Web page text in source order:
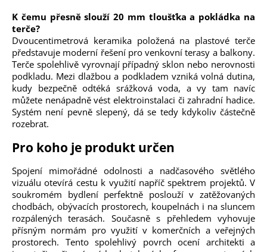
K čemu přesně slouží 20 mm tloušťka a pokládka na
terče?
Dvoucentimetrová keramika položená na plastové terče
představuje moderní řešení pro venkovní terasy a balkony.
Terče spolehlivě vyrovnají případný sklon nebo nerovnosti
podkladu. Mezi dlažbou a podkladem vzniká volná dutina,
kudy bezpečně odtéká srážková voda, a vy tam navíc
můžete nenápadně vést elektroinstalaci či zahradní hadice.
Systém není pevně slepený, dá se tedy kdykoliv částečně
rozebrat.
Pro koho je produkt určen
Spojení mimořádné odolnosti a nadčasového světlého
vizuálu otevírá cestu k využití napříč spektrem projektů. V
soukromém bydlení perfektně poslouží v zatěžovaných
chodbách, obývacích prostorech, koupelnách i na sluncem
rozpálených terasách. Současně s přehledem vyhovuje
přísným normám pro využití v komerčních a veřejných
prostorech. Tento spolehlivý povrch ocení architekti a